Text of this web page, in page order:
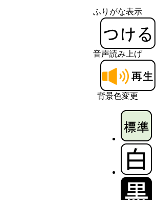
ふりがな表示
音声読み上げ
背景色変更